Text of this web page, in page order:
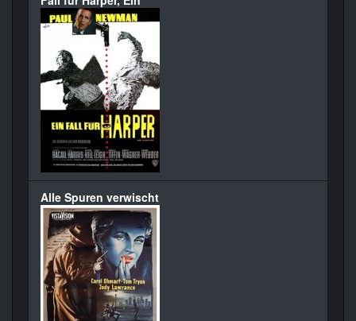
Alle Spuren verwischt